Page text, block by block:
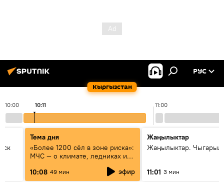
Кыргызстан
РУС
10:00 11:00
10:11
Тема дня
«Более 1200 сёл в зоне риска»:
МЧС — о климате, ледниках и
населения
10:08 49 мин эфир
Жаңылыктар
Жаңылыктар.
11:01 3 мин